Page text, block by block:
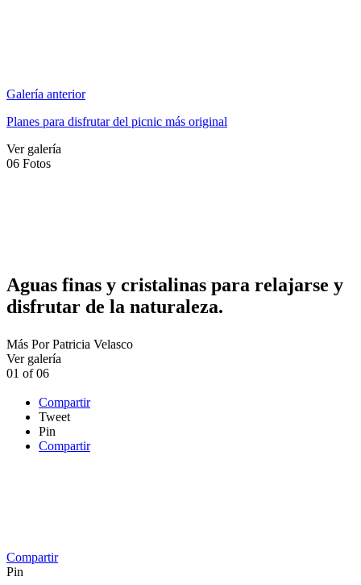
Galería anterior
Planes para disfrutar del picnic más original
Ver galería
06 Fotos
Aguas finas y cristalinas para relajarse y
disfrutar de la naturaleza.
Más PorPatricia Velasco
Ver galería
01 of 06
Compartir
Tweet
Pin
Compartir
Compartir
Pin